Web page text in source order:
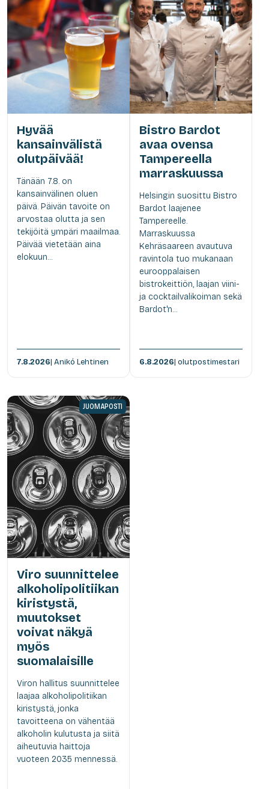
Hyvää
kansainvälistä
olutpäivää!
Tänään 7.8. on
kansainvälinen oluen
päivä. Päivän tavoite on
arvostaa olutta ja sen
tekijöitä ympäri maailmaa.
Päivää vietetään aina
elokuun...
7.8.2026| Anikó Lehtinen
Bistro Bardot
avaa ovensa
Tampereella
marraskuussa
Helsingin suosittu Bistro
Bardot laajenee
Tampereelle.
Marraskuussa
Kehräsaareen avautuva
ravintola tuo mukanaan
eurooppalaisen
bistrokeittiön, laajan viini-
ja cocktailvalikoiman sekä
Bardot'n...
6.8.2026| olutpostimestari
JUOMAPOSTI
Viro suunnittelee
alkoholipolitiikan
kiristystä,
muutokset
voivat näkyä
myös
suomalaisille
Viron hallitus suunnittelee
laajaa alkoholipolitiikan
kiristystä, jonka
tavoitteena on vähentää
alkoholin kulutusta ja siitä
aiheutuvia haittoja
vuoteen 2035 mennessä.